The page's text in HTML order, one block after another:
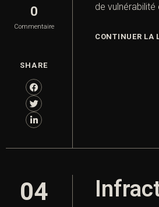
0
Commentaire
SHARE
de
CONTINUER LA
04